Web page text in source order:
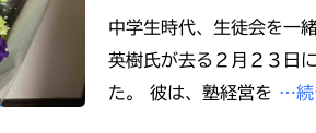
中学生時代、生徒会を一
英樹氏が去る２月２３日
た。 彼は、塾経営を …続